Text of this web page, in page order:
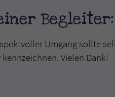
Umgang sollte
Vielen Dank!